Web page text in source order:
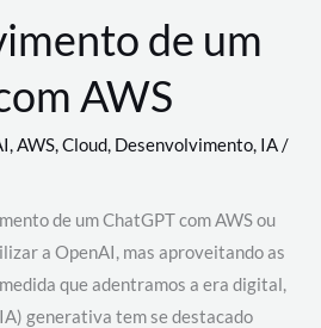
de um
AWS
,AWS,Cloud, Desenvolvimento, IA/
de um ChatGPT com AWS ou
a OpenAI, mas aproveitando as
que adentramos a era digital,
generativa tem se destacado